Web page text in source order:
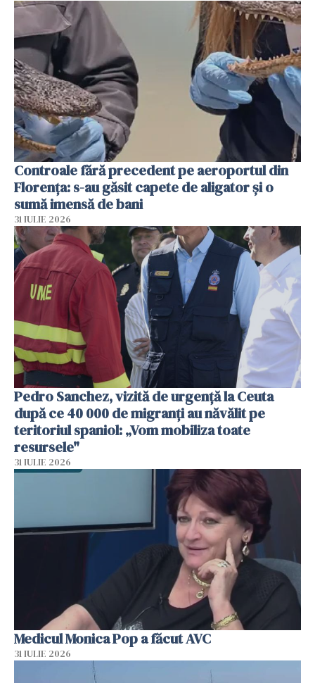
Controale fără precedent pe aeroportul din
Florența: s-au găsit capete de aligator și o
sumă imensă de bani
31 IULIE 2026
Pedro Sanchez, vizită de urgență la Ceuta
după ce 40 000 de migranți au năvălit pe
teritoriul spaniol: „Vom mobiliza toate
resursele"
31 IULIE 2026
Medicul Monica Pop a făcut AVC
31 IULIE 2026